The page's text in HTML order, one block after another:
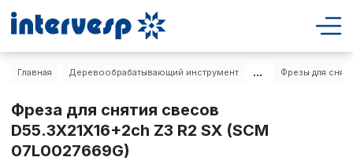
Главная Деревообрабатывающий инструмент ... Фрезы для
Фреза для снятия свесов
D55.3X21X16+2ch Z3 R2 SX (SCM
07L0027669G)